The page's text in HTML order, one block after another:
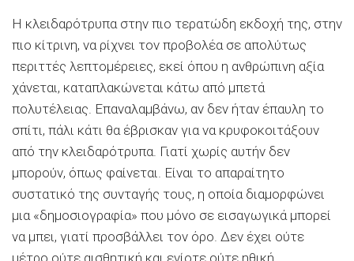
Η κλειδαρότρυπα στην πιο τερατώδη εκδοχή της, στην
πιο κίτρινη, να ρίχνει τον προβολέα σε απολύτως
περιττές λεπτομέρειες, εκεί όπου η ανθρώπινη αξία
χάνεται, καταπλακώνεται κάτω από μπετά
πολυτέλειας. Επαναλαμβάνω, αν δεν ήταν έπαυλη το
σπίτι, πάλι κάτι θα έβρισκαν για να κρυφοκοιτάξουν
από την κλειδαρότρυπα. Γιατί χωρίς αυτήν δεν
μπορούν, όπως φαίνεται. Είναι το απαραίτητο
συστατικό της συνταγής τους, η οποία διαμορφώνει
μια «δημοσιογραφία» που μόνο σε εισαγωγικά μπορεί
να μπει, γιατί προσβάλλει τον όρο. Δεν έχει ούτε
μέτρο ούτε αισθητική και ενίοτε ούτε ηθική.